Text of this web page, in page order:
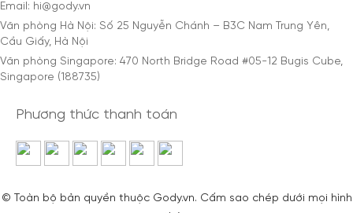
Email: hi@gody.vn
Văn phòng Hà Nội: Số 25 Nguyễn Chánh – B3C Nam Trung Yên,
Cầu Giấy, Hà Nội
Văn phòng Singapore: 470 North Bridge Road #05-12 Bugis Cube,
Singapore (188735)
Phương thức thanh toán
© Toàn bộ bản quyền thuộc Gody.vn. Cấm sao chép dưới mọi hình